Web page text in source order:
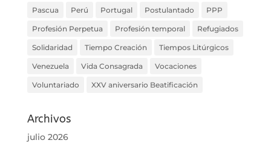
Pascua Perú Portugal Postulantado PPP
Profesión Perpetua Profesión temporal Refugiados
Solidaridad Tiempo Creación Tiempos Litúrgicos
Venezuela Vida Consagrada Vocaciones
Voluntariado XXV aniversario Beatificación
Archivos
julio 2026